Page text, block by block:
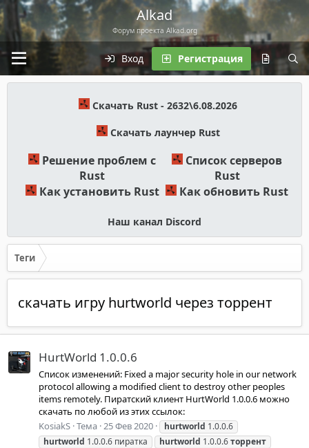
Alkad
Форум проекта Alkad.org
Вход Регистрация
Скачать Rust - 2632\6.08.2026
Скачать лаунчер Rust
Решение проблем с
Rust
Список серверов
Rust
Как установить Rust
Как обновить Rust
Наш канал Discord
Теги
скачать игру hurtworld через торрент
HurtWorld 1.0.0.6
Список изменений: Fixed a major security hole in our network
protocol allowing a modified client to destroy other peoples
items remotely. Пиратский клиент HurtWorld 1.0.0.6 можно
скачать по любой из этих ссылок:
KosiakS Тема 25 Фев 2020 hurtworld 1.0.0.6
hurtworld 1.0.0.6 пиратка hurtworld 1.0.0.6торрент